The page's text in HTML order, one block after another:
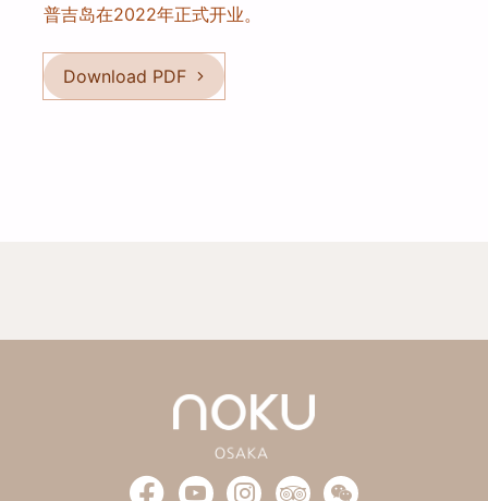
普吉岛在2022年正式开业。
Download PDF